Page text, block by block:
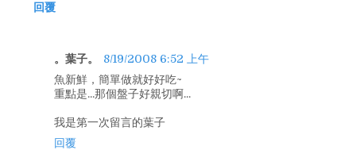
回覆
。葉子。
8/19/2008 6:52 上午
魚新鮮，簡單做就好好吃~
重點是...那個盤子好親切啊...
我是第一次留言的葉子
回覆